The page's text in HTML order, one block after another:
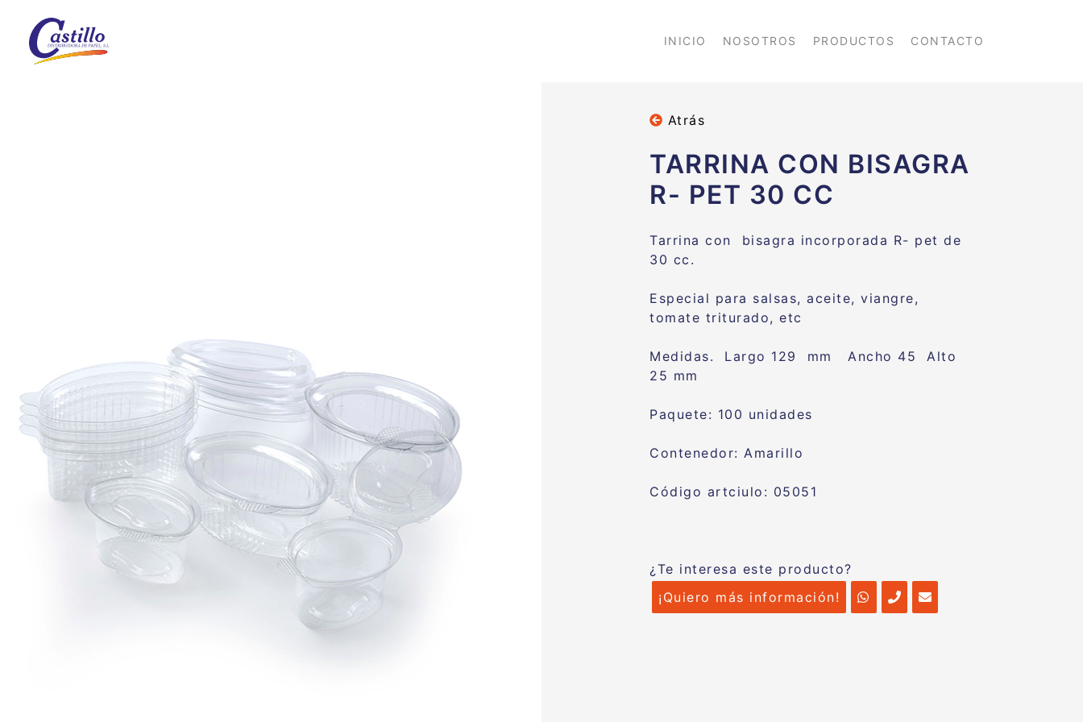
INICIO NOSOTROS PRODUCTOS CONTACTO
Atrás
TARRINA CON BISAGRA
R- PET 30 CC
Tarrina con bisagra incorporada R- pet de
30 cc.
Especial para salsas, aceite, viangre,
tomate triturado, etc
Medidas. Largo 129 mm Ancho 45 Alto
25 mm
Paquete: 100 unidades
Contenedor: Amarillo
Código artciulo: 05051
¿Te interesa este producto?
¡Quiero más información!